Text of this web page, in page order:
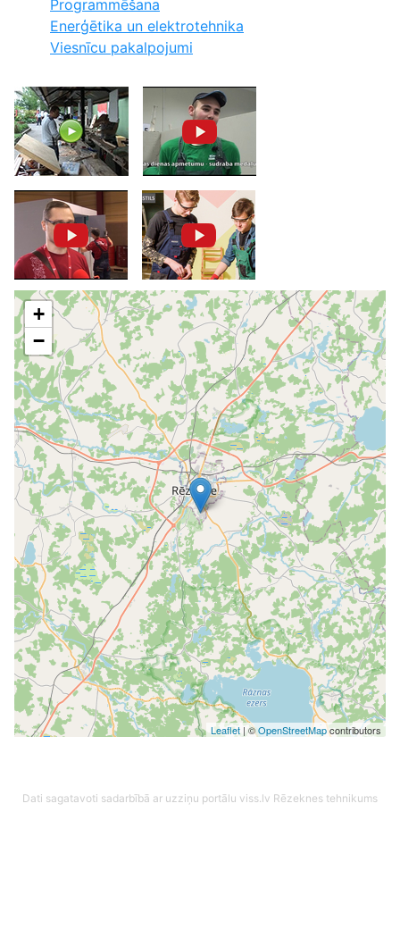
Programmēšana
Enerģētika un elektrotehnika
Viesnīcu pakalpojumi
+
−
Leaflet | ©OpenStreetMapcontributors
Dati sagatavoti sadarbībā ar uzziņu portālu viss.lv Rēzeknes tehnikums